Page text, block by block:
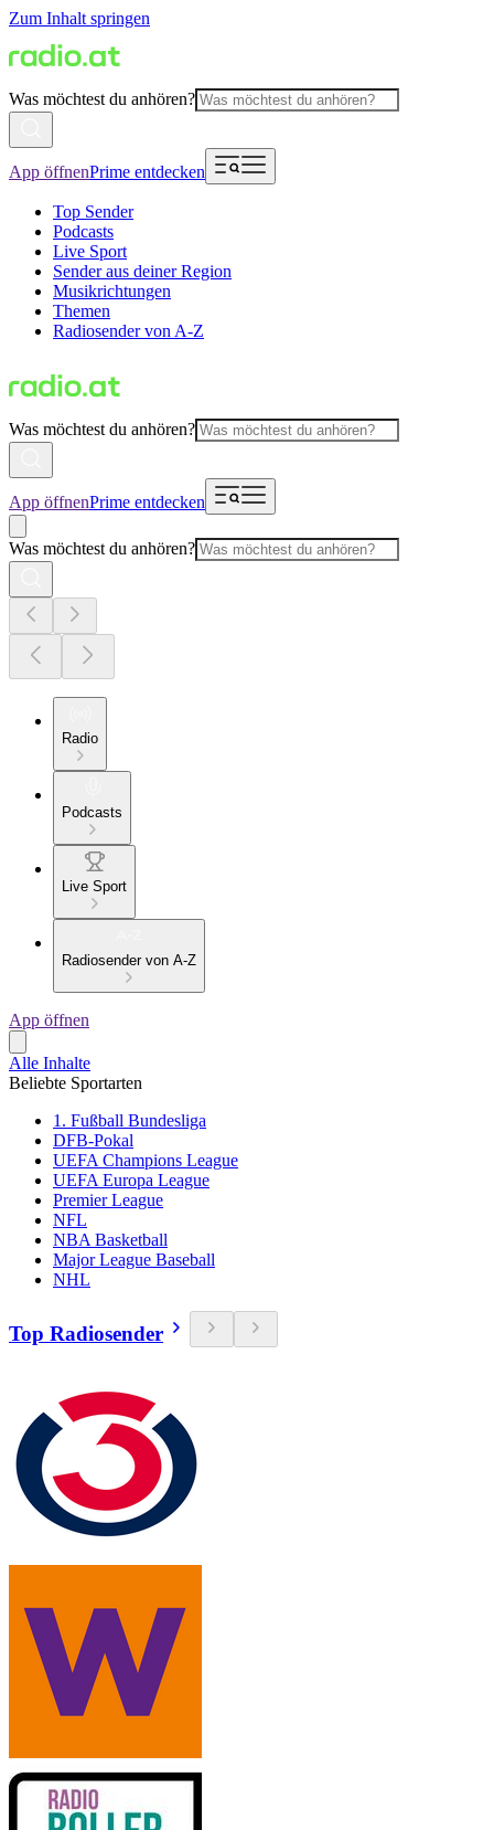
Zum Inhalt springen
Was möchtest du anhören?
App öffnenPrime entdecken
Top Sender
Podcasts
Live Sport
Sender aus deiner Region
Musikrichtungen
Themen
Radiosender von A-Z
Was möchtest du anhören?
App öffnenPrime entdecken
Was möchtest du anhören?
Radio
Podcasts
Live Sport
Radiosender von A-Z
App öffnen
Alle Inhalte
Beliebte Sportarten
1. Fußball Bundesliga
DFB-Pokal
UEFA Champions League
UEFA Europa League
Premier League
NFL
NBA Basketball
Major League Baseball
NHL
Top Radiosender